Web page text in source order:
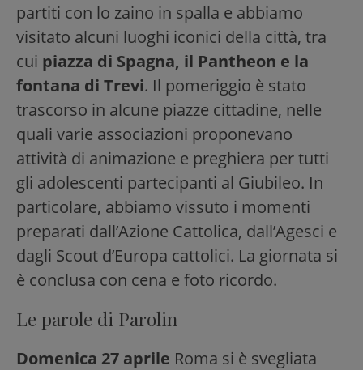
partiti con lo zaino in spalla e abbiamo
visitato alcuni luoghi iconici della città, tra
cui piazza di Spagna, il Pantheon e la
fontana di Trevi. Il pomeriggio è stato
trascorso in alcune piazze cittadine, nelle
quali varie associazioni proponevano
attività di animazione e preghiera per tutti
gli adolescenti partecipanti al Giubileo. In
particolare, abbiamo vissuto i momenti
preparati dall’Azione Cattolica, dall’Agesci e
dagli Scout d’Europa cattolici. La giornata si
è conclusa con cena e foto ricordo.
Le parole di Parolin
Domenica 27 aprile Roma si è svegliata